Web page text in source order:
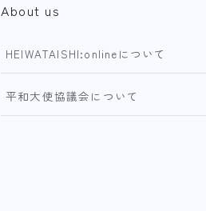
About us
HEIWATAISHI:onlineについて
平和大使協議会について